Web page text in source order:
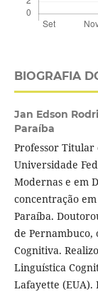
BIOGRAFIA
Jan Edson
Paraíba
Professor Titular
Universidade
Modernas e em
concentração
Paraíba.
de Pernambuco,
Cognitiva.
Linguística
Lafayette (EUA).